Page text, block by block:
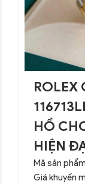
ROLEX
HỒ
HIỆN
Mã sản
Giá khuyến